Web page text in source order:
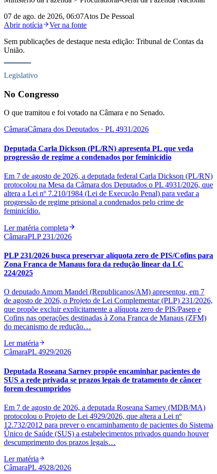
07 de ago. de 2026, 06:07Atos De Pessoal
Abrir notícia
Ver na fonte
Sem publicações de destaque nesta edição: Tribunal de Contas da
União.
Legislativo
No Congresso
O que tramitou e foi votado na Câmara e no Senado.
CâmaraCâmara dos Deputados · PL 4931/2026
Deputada Carla Dickson (PL/RN) apresenta PL que veda
progressão de regime a condenados por feminicídio
Em 7 de agosto de 2026, a deputada federal Carla Dickson (PL/RN)
protocolou na Mesa da Câmara dos Deputados o PL 4931/2026, que
altera a Lei nº 7.210/1984 (Lei de Execução Penal) para vedar a
progressão de regime prisional a condenados pelo crime de
feminicídio.
Ler matéria completa
CâmaraPLP 231/2026
PLP 231/2026 busca preservar alíquota zero de PIS/Cofins para
Zona Franca de Manaus fora da redução linear da LC
224/2025
O deputado Amom Mandel (Republicanos/AM) apresentou, em 7
de agosto de 2026, o Projeto de Lei Complementar (PLP) 231/2026,
que propõe excluir explicitamente a alíquota zero de PIS/Pasep e
Cofins nas operações destinadas à Zona Franca de Manaus (ZFM)
do mecanismo de redução…
Ler matéria
CâmaraPL 4929/2026
Deputada Roseana Sarney propõe encaminhar pacientes do
SUS a rede privada se prazos legais de tratamento de câncer
forem descumpridos
Em 7 de agosto de 2026, a deputada Roseana Sarney (MDB/MA)
protocolou o Projeto de Lei 4929/2026, que altera a Lei nº
12.732/2012 para prever o encaminhamento de pacientes do Sistema
Único de Saúde (SUS) a estabelecimentos privados quando houver
descumprimento dos prazos legais…
Ler matéria
CâmaraPL 4928/2026